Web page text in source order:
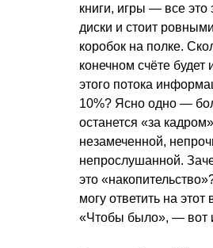
книги, игры — все это
диски и стоит
коробок на полке.
конечном счёте будет
этого потока
10%? Ясно одно —
останется «за
незамеченной,
непрослушанной.
это
могу ответить на этот
«Чтобы было», — вот